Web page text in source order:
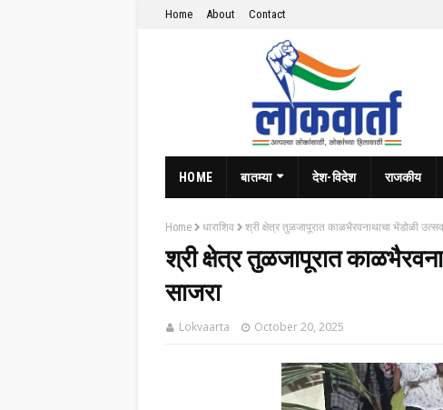
Home About Contact
HOME बातम्या देश-विदेश राजकीय
Home धाराशिव श्री क्षेत्र तुळजापूरात काळभैरवनाथाचा भेंडोळी
श्री क्षेत्र तुळजापूरात
साजरा
Lokvaarta October 20, 2025